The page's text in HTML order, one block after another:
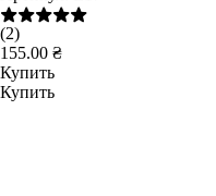
(2)
155.00 ₴
Купить
Купить